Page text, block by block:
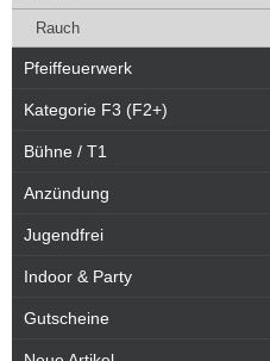
Rauch
Pfeiffeuerwerk
Kategorie F3 (F2+)
Bühne / T1
Anzündung
Jugendfrei
Indoor & Party
Gutscheine